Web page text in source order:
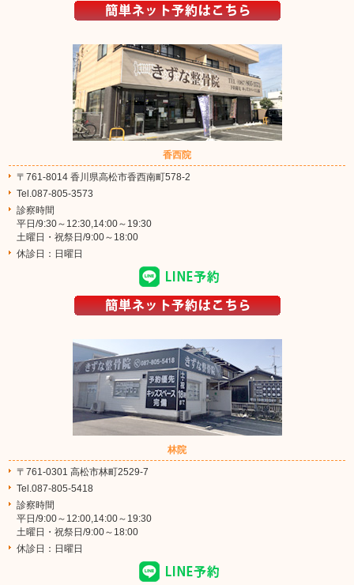
香西院
〒761-8014 香川県高松市香西南町578-2
Tel.087-805-3573
診察時間
平日/9:30～12:30,14:00～19:30
土曜日・祝祭日/9:00～18:00
休診日：日曜日
林院
〒761-0301 高松市林町2529-7
Tel.087-805-5418
診察時間
平日/9:00～12:00,14:00～19:30
土曜日・祝祭日/9:00～18:00
休診日：日曜日